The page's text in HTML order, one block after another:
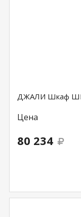
ДЖАЛИ Шкаф
Цена
80 234